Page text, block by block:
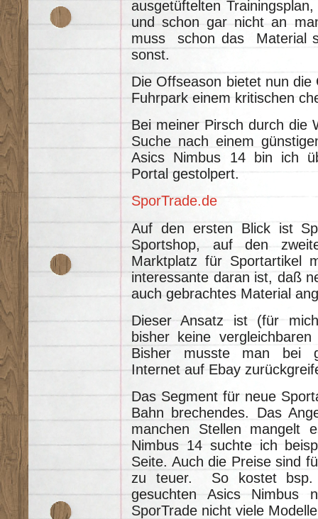
ausgetüftelten
und schon gar nicht an
muss schon das Material
sonst.
Die Offseason bietet nun
Fuhrpark einem kritischen
Bei meiner Pirsch durch die
Suche nach einem
Asics Nimbus 14 bin ich
Portal gestolpert.
SporTrade.de
Auf den ersten Blick ist
Sportshop, auf den
Marktplatz für Sportartikel
interessante daran ist, daß
auch gebrachtes Material
Dieser Ansatz ist (für
bisher keine
Bisher musste man bei
Internet auf Ebay
Das Segment für neue
Bahn brechendes. Das
manchen Stellen mangelt
Nimbus 14 suchte ich
Seite. Auch die Preise sind
zu teuer. So kostet bsp.
gesuchten Asics Nimbus
SporTrade nicht viele